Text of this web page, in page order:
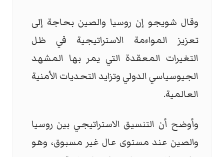
وقال شويجو إن روسيا والصين بحاجة إلى
تعزيز المواءمة الاستراتيجية في ظل
التغيرات المعقدة التي يمر بها المشهد
الجيوسياسي الدولي وتزايد التحديات الأمنية
العالمية.
وأوضح أن التنسيق الاستراتيجي بين روسيا
والصين عند مستوى عال غير مسبوق، وهو